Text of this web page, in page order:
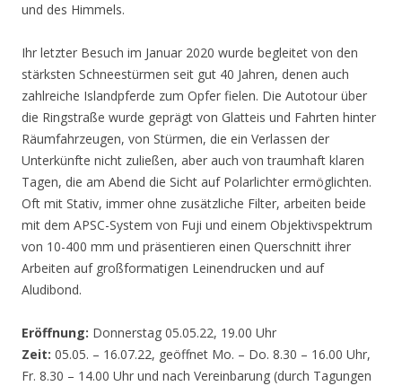
und des Himmels.
Ihr letzter Besuch im Januar 2020 wurde begleitet von den
stärksten Schneestürmen seit gut 40 Jahren, denen auch
zahlreiche Islandpferde zum Opfer fielen. Die Autotour über
die Ringstraße wurde geprägt von Glatteis und Fahrten hinter
Räumfahrzeugen, von Stürmen, die ein Verlassen der
Unterkünfte nicht zuließen, aber auch von traumhaft klaren
Tagen, die am Abend die Sicht auf Polarlichter ermöglichten.
Oft mit Stativ, immer ohne zusätzliche Filter, arbeiten beide
mit dem APSC-System von Fuji und einem Objektivspektrum
von 10-400 mm und präsentieren einen Querschnitt ihrer
Arbeiten auf großformatigen Leinendrucken und auf
Aludibond.
Eröffnung: Donnerstag 05.05.22, 19.00 Uhr
Zeit: 05.05. – 16.07.22, geöffnet Mo. – Do. 8.30 – 16.00 Uhr,
Fr. 8.30 – 14.00 Uhr und nach Vereinbarung (durch Tagungen